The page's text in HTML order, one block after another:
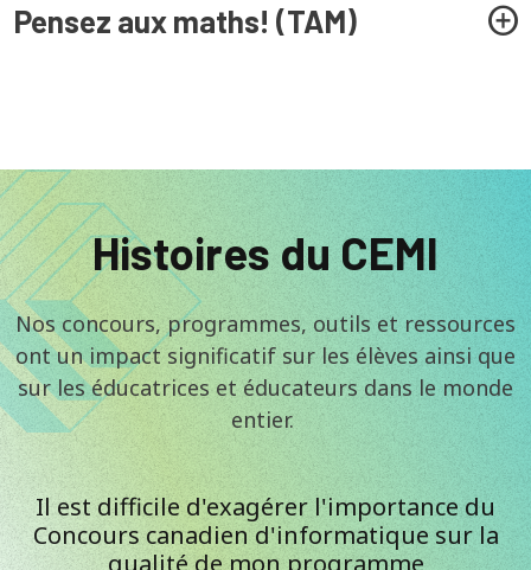
Pensez aux maths! (TAM)
Histoires du CEMI
Nos concours, programmes, outils et ressources
ont un impact significatif sur les élèves ainsi que
sur les éducatrices et éducateurs dans le monde
entier.
Il est difficile d'exagérer l'importance du
Concours canadien d'informatique sur la
qualité de mon programme